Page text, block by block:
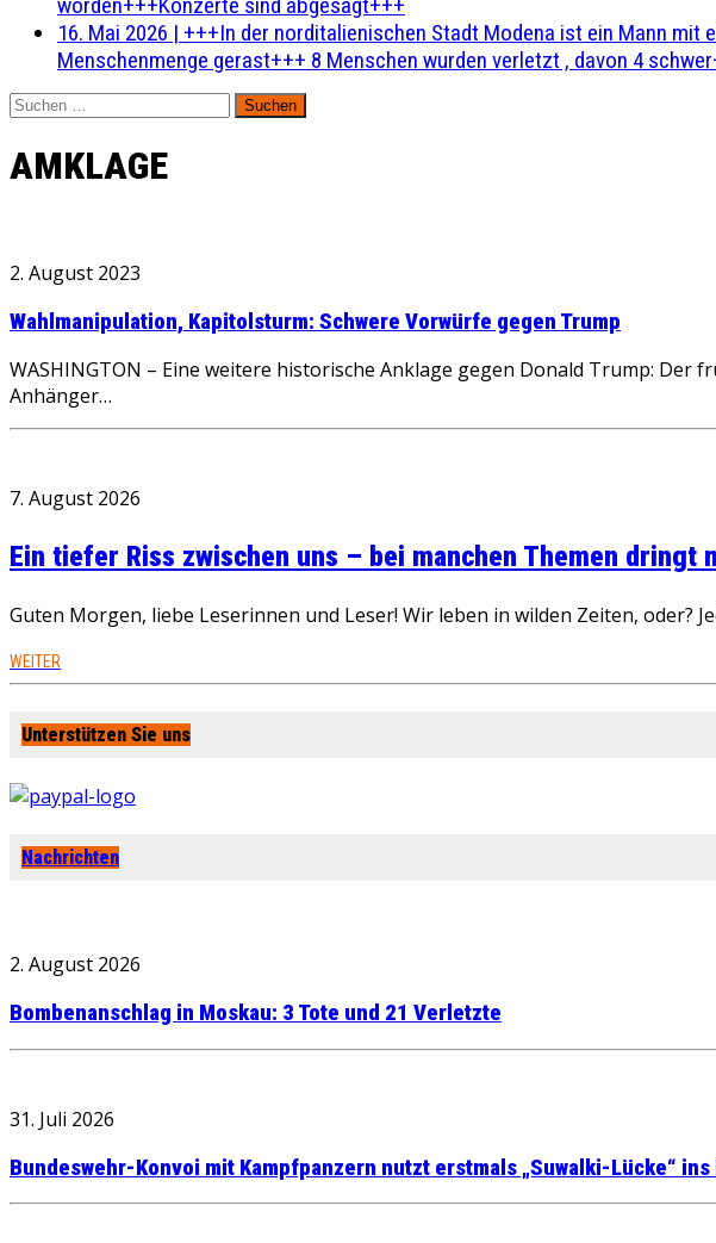
16. Mai 2026 | +++In der norditalienischen Stadt Modena ist ein Mann mit
Menschenmenge gerast+++ 8 Menschen wurden verletzt , davon 4
Suchen
nach:
AMKLAGE
2. August 2023
Wahlmanipulation, Kapitolsturm: Schwere Vorwürfe gegen Trump
WASHINGTON – Eine weitere historische Anklage gegen Donald Trump:
Anhänger…
7. August 2026
Ein tiefer Riss zwischen uns – bei manchen Themen
Guten Morgen, liebe Leserinnen und Leser! Wir leben in wilden Zeiten, oder?
WEITER
Unterstützen Sie uns
Nachrichten
2. August 2026
Bombenanschlag in Moskau: 3 Tote und 21 Verletzte
31. Juli 2026
Bundeswehr-Konvoi mit Kampfpanzern nutzt erstmals „Suwalki-Lücke“ ins